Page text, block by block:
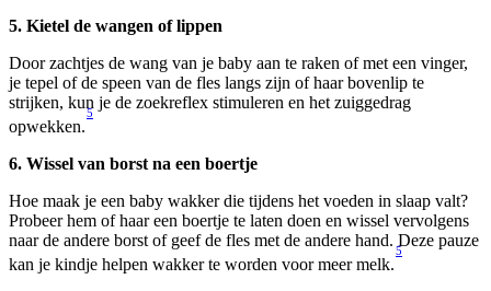
5. Kietel de wangen of lippen
Door zachtjes de wang van je baby aan te raken of met een vinger,
je tepel of de speen van de fles langs zijn of haar bovenlip te
strijken, kun je de zoekreflex stimuleren en het zuiggedrag
opwekken.
5
6. Wissel van borst na een boertje
Hoe maak je een baby wakker die tijdens het voeden in slaap valt?
Probeer hem of haar een boertje te laten doen en wissel vervolgens
naar de andere borst of geef de fles met de andere hand. Deze pauze
kan je kindje helpen wakker te worden voor meer melk.
5